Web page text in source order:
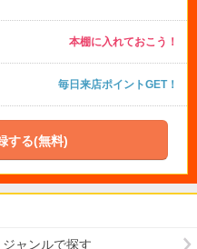
本棚に入れておこう！
毎日来店ポイントGET！
する(無料)
ジャンルで探す